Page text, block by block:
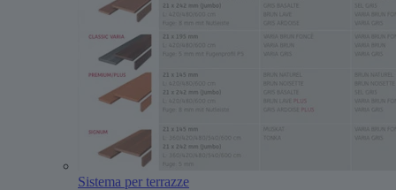
Sistema per terrazze